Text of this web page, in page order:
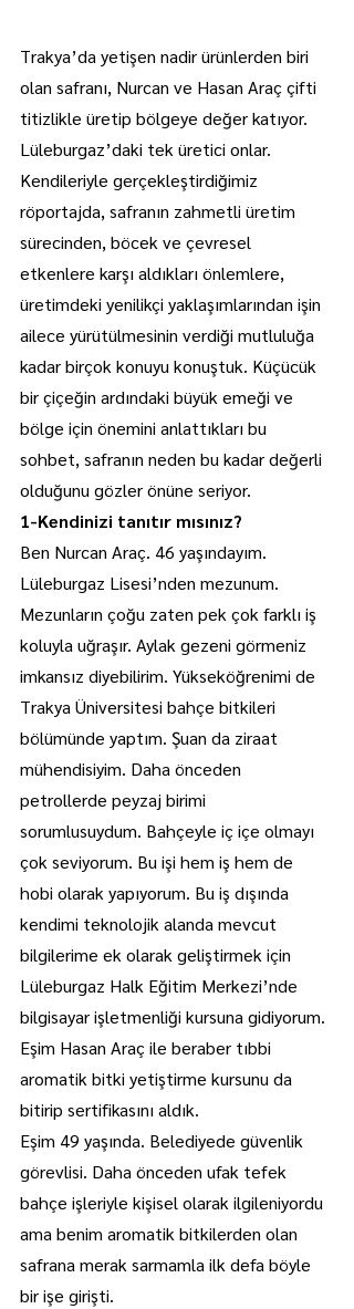
Trakya’da yetişen nadir ürünlerden biri
olan safranı, Nurcan ve Hasan Araç çifti
titizlikle üretip bölgeye değer katıyor.
Lüleburgaz’daki tek üretici onlar.
Kendileriyle gerçekleştirdiğimiz
röportajda, safranın zahmetli üretim
sürecinden, böcek ve çevresel
etkenlere karşı aldıkları önlemlere,
üretimdeki yenilikçi yaklaşımlarından işin
ailece yürütülmesinin verdiği mutluluğa
kadar birçok konuyu konuştuk. Küçücük
bir çiçeğin ardındaki büyük emeği ve
bölge için önemini anlattıkları bu
sohbet, safranın neden bu kadar değerli
olduğunu gözler önüne seriyor.
1-Kendinizi tanıtır mısınız?
Ben Nurcan Araç. 46 yaşındayım.
Lüleburgaz Lisesi’nden mezunum.
Mezunların çoğu zaten pek çok farklı iş
koluyla uğraşır. Aylak gezeni görmeniz
imkansız diyebilirim. Yükseköğrenimi de
Trakya Üniversitesi bahçe bitkileri
bölümünde yaptım. Şuan da ziraat
mühendisiyim. Daha önceden
petrollerde peyzaj birimi
sorumlusuydum. Bahçeyle iç içe olmayı
çok seviyorum. Bu işi hem iş hem de
hobi olarak yapıyorum. Bu iş dışında
kendimi teknolojik alanda mevcut
bilgilerime ek olarak geliştirmek için
Lüleburgaz Halk Eğitim Merkezi’nde
bilgisayar işletmenliği kursuna gidiyorum.
Eşim Hasan Araç ile beraber tıbbi
aromatik bitki yetiştirme kursunu da
bitirip sertifikasını aldık.
Eşim 49 yaşında. Belediyede güvenlik
görevlisi. Daha önceden ufak tefek
bahçe işleriyle kişisel olarak ilgileniyordu
ama benim aromatik bitkilerden olan
safrana merak sarmamla ilk defa böyle
bir işe girişti.